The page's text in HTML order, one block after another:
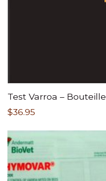
Test Varroa – Bouteille
$36.95